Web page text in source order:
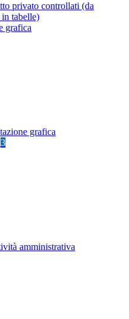
privato controllati (da
tabelle)
grafica
grafica
3
amministrativa